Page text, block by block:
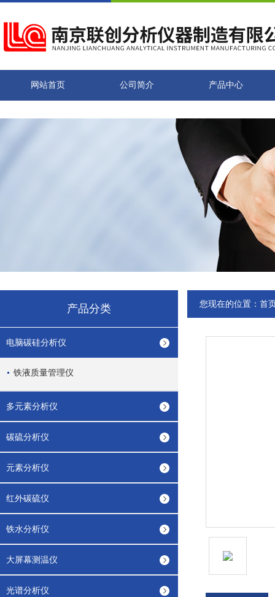
网站首页 公司简介 产品中心
产品分类
电脑碳硅分析仪
铁液质量管理仪
多元素分析仪
碳硫分析仪
元素分析仪
红外碳硫仪
铁水分析仪
大屏幕测温仪
光谱分析仪
您现在的位置： 首